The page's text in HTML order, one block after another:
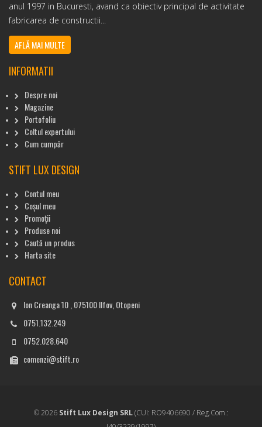
anul 1997 in Bucuresti, avand ca obiectiv principal de activitate
fabricarea de constructii...
AFLĂ MAI MULTE
INFORMATII
Despre noi
Magazine
Portofoliu
Coltul expertului
Cum cumpăr
STIFT LUX DESIGN
Contul meu
Coșul meu
Promoții
Produse noi
Caută un produs
Harta site
CONTACT
Ion Creanga 10 , 075100 Ilfov, Otopeni
0751.132.249
0752.028.640
comenzi@stift.ro
© 2026 Stift Lux Design SRL(CUI: RO9406690 / Reg.Com.: